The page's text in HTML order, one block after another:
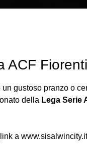
ACF
gustoso pranzo o
della Lega Serie
a